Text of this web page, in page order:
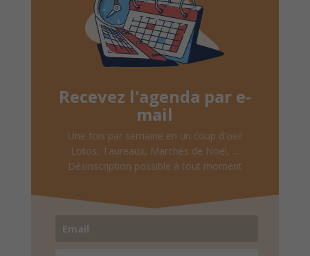
Recevez l'agenda par e-
mail
Une fois par semaine en un coup d'oeil
Lotos, Taureaux, Marchés de Noël, ...
Désinscription possible à tout moment